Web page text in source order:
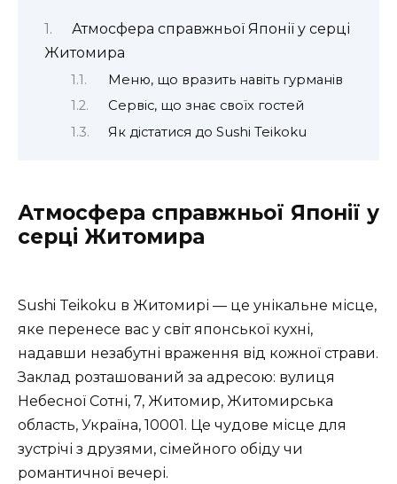
Атмосфера справжньої Японії у серці
Житомира
Меню, що вразить навіть гурманів
Сервіс, що знає своїх гостей
Як дістатися до Sushi Teikoku
Атмосфера справжньої Японії у
серці Житомира
Sushi Teikoku в Житомирі — це унікальне місце,
яке перенесе вас у світ японської кухні,
надавши незабутні враження від кожної страви.
Заклад розташований за адресою: вулиця
Небесної Сотні, 7, Житомир, Житомирська
область, Україна, 10001. Це чудове місце для
зустрічі з друзями, сімейного обіду чи
романтичної вечері.